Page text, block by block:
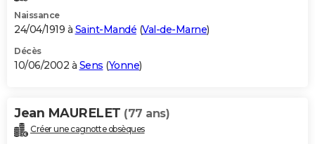
Naissance
24/04/1919 à Saint-Mandé (Val-de-Marne)
Décès
10/06/2002 à Sens (Yonne)
Jean MAURELET (77 ans)
Créer une cagnotte obsèques